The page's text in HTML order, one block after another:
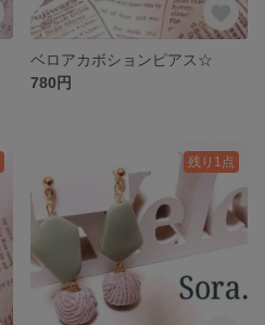
ベロアカボションピアス☆
780円
残り1点